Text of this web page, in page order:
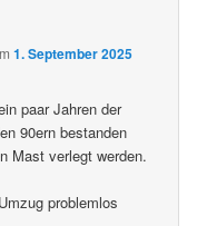
1. September 2025
paar Jahren der
90ern bestanden
Mast verlegt werden.
problemlos